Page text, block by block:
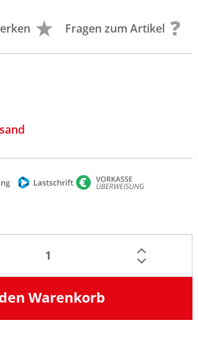
Fragen zum Artikel
Warenkorb